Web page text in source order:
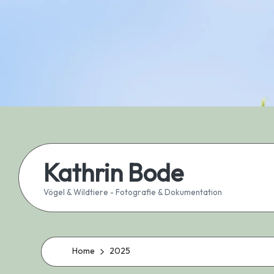
Kathrin Bode
Vögel & Wildtiere - Fotografie & Dokumentation
Home 2025